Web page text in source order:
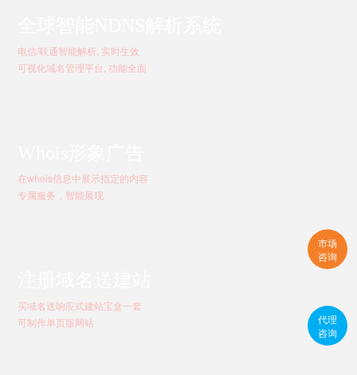
电信/联通智能解析, 实时生效
可视化域名管理平台, 功能全面
在whois信息中展示指定的内容
专属服务，智能展现
买域名送响应式建站宝盒一套
可制作单页版网站
市场
咨询
代理
咨询